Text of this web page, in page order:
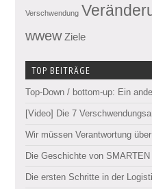
Verschwendung
wwew Ziele
TOP BEITRÄGE
Top-Down / bottom-up: Ein
[Video] Die 7
Wir müssen Verantwortung
Die Geschichte von SMARTEN
Die ersten Schritte in der